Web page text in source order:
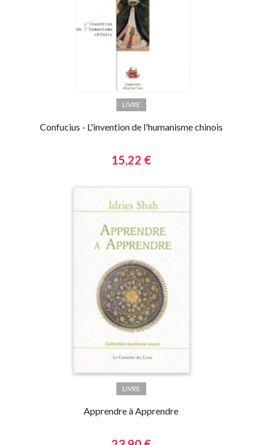
LIVRE
Confucius - L'invention de l'humanisme chinois
15,22 €
LIVRE
Apprendre à Apprendre